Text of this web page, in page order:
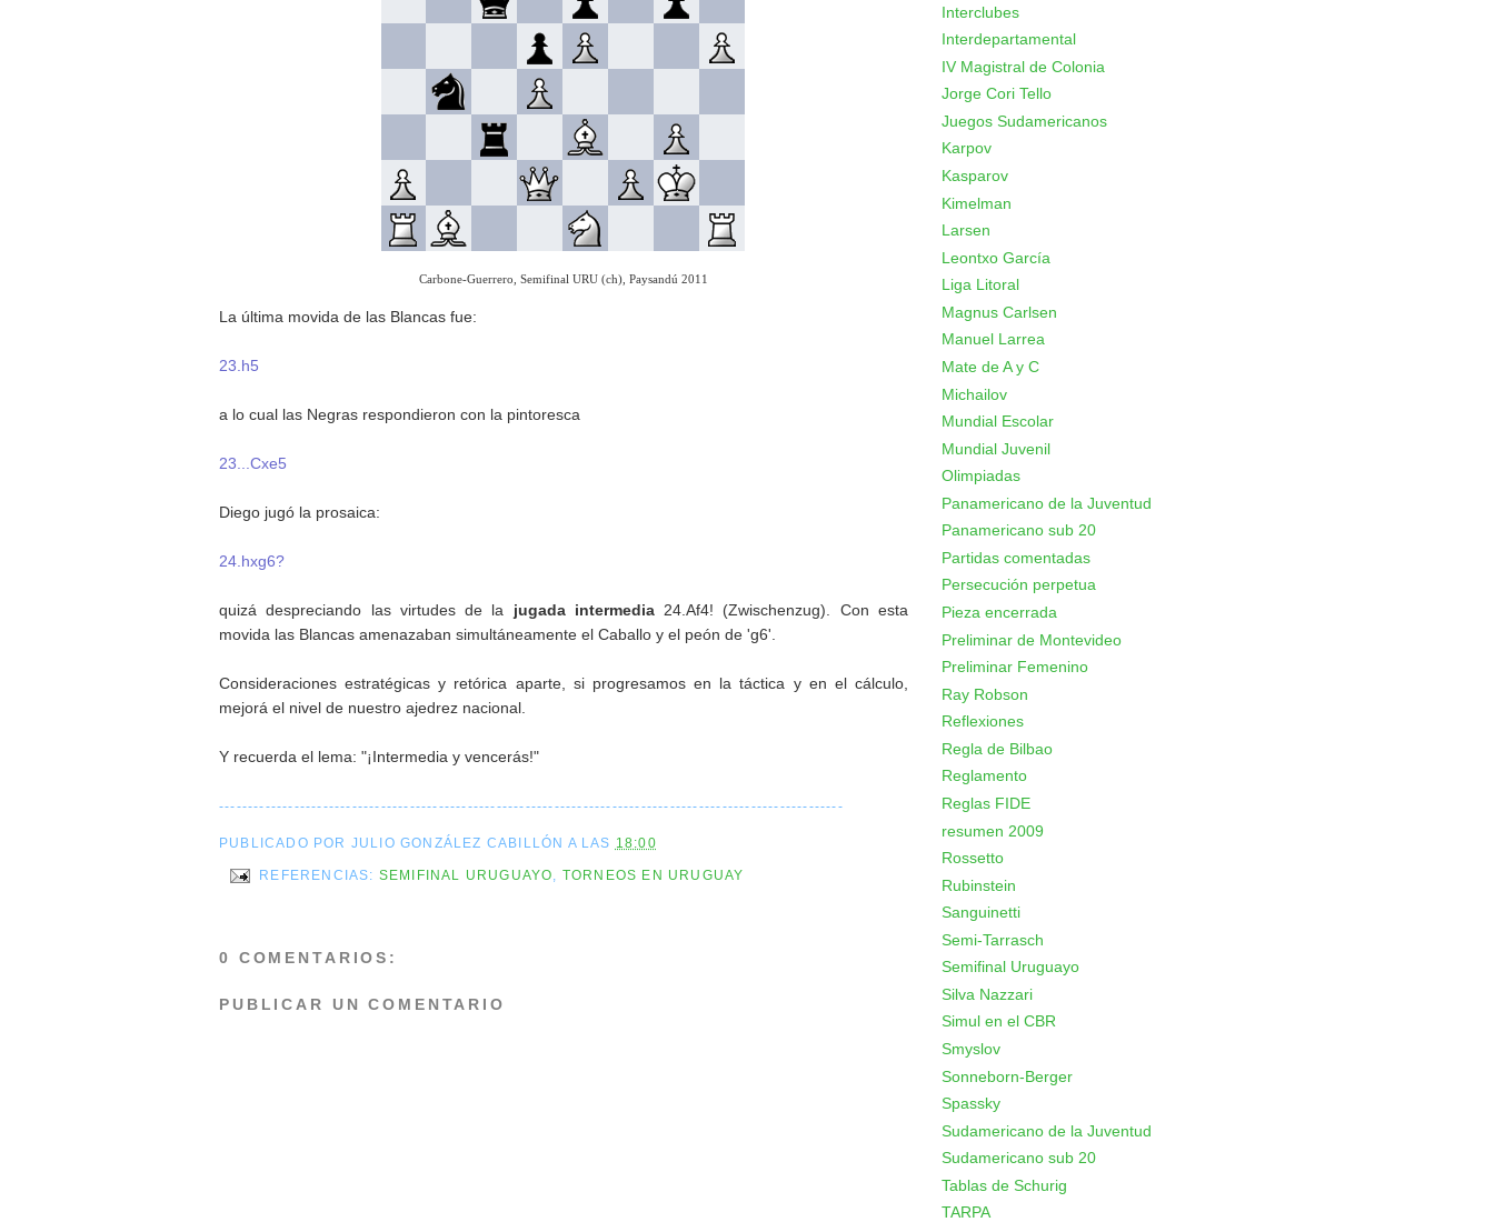
Carbone-Guerrero, Semifinal URU (ch), Paysandú 2011
La última movida de las Blancas fue:
23.h5
a lo cual las Negras respondieron con la pintoresca
23...Cxe5
Diego jugó la prosaica:
24.hxg6?
quizá despreciando las virtudes de la jugada intermedia24.Af4! (Zwischenzug). Con esta
movida las Blancas amenazaban simultáneamente el Caballo y el peón de 'g6'.
Consideraciones estratégicas y retórica aparte, si progresamos en la táctica y en el cálculo,
mejorá el nivel de nuestro ajedrez nacional.
Y recuerda el lema: "¡Intermedia y vencerás!"
------------------------------------------------------------------------------------------------------------
PUBLICADO POR JULIO GONZÁLEZ CABILLÓN A LAS 18:00
REFERENCIAS: SEMIFINAL URUGUAYO, TORNEOS EN URUGUAY
0 COMENTARIOS:
PUBLICAR UN COMENTARIO
Interclubes
Interdepartamental
IV Magistral de Colonia
Jorge Cori Tello
Juegos Sudamericanos
Karpov
Kasparov
Kimelman
Larsen
Leontxo García
Liga Litoral
Magnus Carlsen
Manuel Larrea
Mate de A y C
Michailov
Mundial Escolar
Mundial Juvenil
Olimpiadas
Panamericano de la Juventud
Panamericano sub 20
Partidas comentadas
Persecución perpetua
Pieza encerrada
Preliminar de Montevideo
Preliminar Femenino
Ray Robson
Reflexiones
Regla de Bilbao
Reglamento
Reglas FIDE
resumen 2009
Rossetto
Rubinstein
Sanguinetti
Semi-Tarrasch
Semifinal Uruguayo
Silva Nazzari
Simul en el CBR
Smyslov
Sonneborn-Berger
Spassky
Sudamericano de la Juventud
Sudamericano sub 20
Tablas de Schurig
TARPA